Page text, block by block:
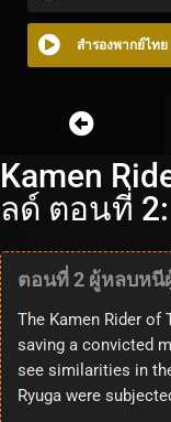
สำรองพากย์ไทย
Kamen
ลด์ ตอนที่
ตอนที่ 2 ผู้หลบหนี
The Kamen Rider of
saving a convicted
see similarities in
Ryuga were